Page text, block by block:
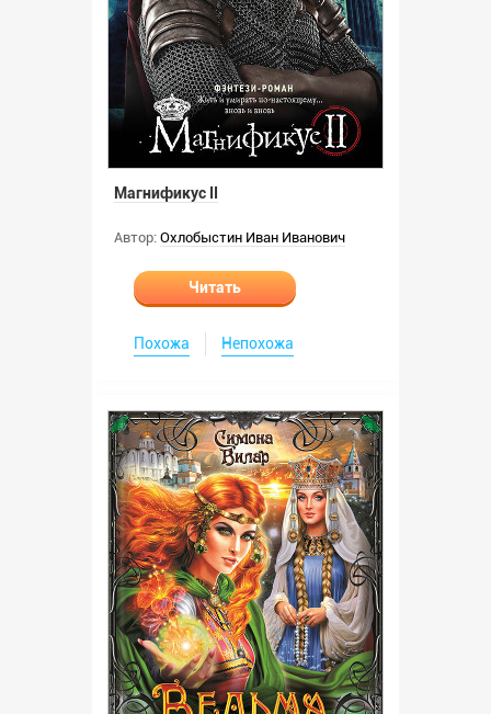
Магнификус II
Автор: Охлобыстин Иван Иванович
Читать
Похожа Непохожа